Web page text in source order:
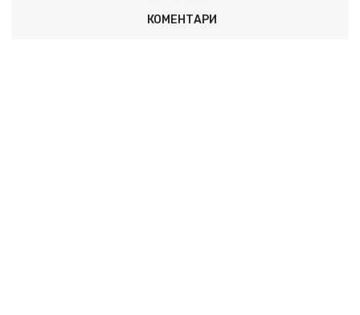
КОМЕНТАРИ